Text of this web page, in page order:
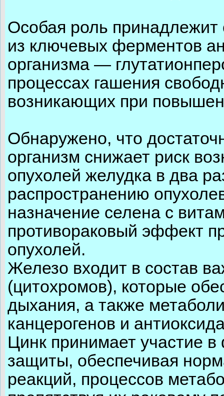
Особая роль принадлежит
из ключевых ферментов
организма —
процессах гашения
возникающих при
Обнаружено, что
организм снижает риск
опухолей желудка в два
распространению
назначение селена с
противораковый эффект
опухолей.
Железо входит в состав
(цитохромов), которые
дыхания, а также
канцерогенов и
Цинк принимает участие
защиты, обеспечивая
реакций, процессов